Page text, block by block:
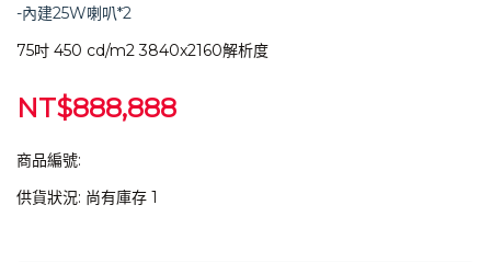
-內建25W喇叭*2
75吋 450 cd/m2 3840x2160解析度
NT$888,888
商品編號:
供貨狀況: 尚有庫存 1